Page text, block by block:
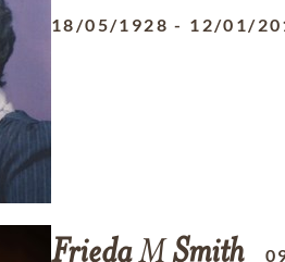
18/05/1928 - 12/01/
FriedaM Smith